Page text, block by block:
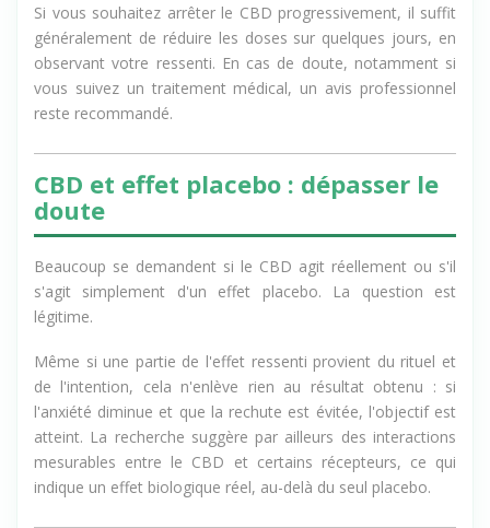
Si vous souhaitez arrêter le CBD progressivement, il suffit
généralement de réduire les doses sur quelques jours, en
observant votre ressenti. En cas de doute, notamment si
vous suivez un traitement médical, un avis professionnel
CBD et effet placebo : dépasser le
doute
Beaucoup se demandent si le CBD agit réellement ou s'il
s'agit simplement d'un effet placebo. La question est
Même si une partie de l'effet ressenti provient du rituel et
de l'intention, cela n'enlève rien au résultat obtenu : si
l'anxiété diminue et que la rechute est évitée, l'objectif est
atteint. La recherche suggère par ailleurs des interactions
mesurables entre le CBD et certains récepteurs, ce qui